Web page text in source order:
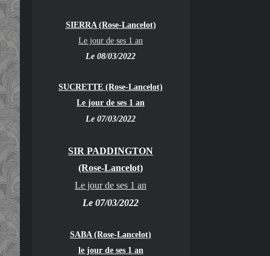
SIERRA (Rose-Lancelot)
Le jour de ses 1 an
Le 08/03/2022
SUCRETTE (Rose-Lancelot)
Le jour de ses 1 an
Le 07/03/2022
SIR PADDINGTON
(Rose-Lancelot)
Le jour de ses 1 an
Le 07/03/2022
SABA (Rose-Lancelot)
le jour de ses 1 an